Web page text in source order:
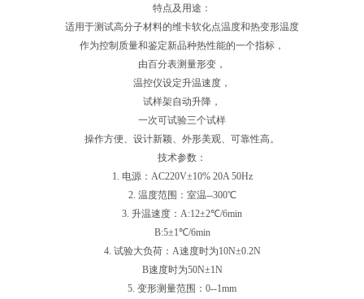
特点及用途：
适用于测试高分子材料的维卡软化点温度和热变形温度
作为控制质量和鉴定新品种热性能的一个指标，
由百分表测量形变，
温控仪设定升温速度，
试样架自动升降，
一次可试验三个试样
操作方便、设计新颖、外形美观、可靠性高。
技术参数：
1. 电源：AC220V±10% 20A 50Hz
2. 温度范围：室温--300℃
3. 升温速度：A:12±2℃/6min
B:5±1℃/6min
4. 试验大负荷：A速度时为10N±0.2N
B速度时为50N±1N
5. 变形测量范围：0--1mm